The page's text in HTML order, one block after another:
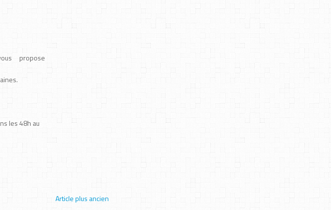
vous propose
les 48h au
Article plus ancien